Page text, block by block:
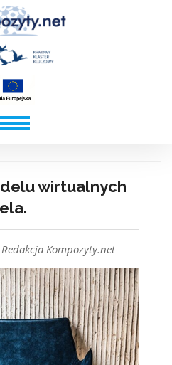
wirtualnych
Redakcja Kompozyty.net